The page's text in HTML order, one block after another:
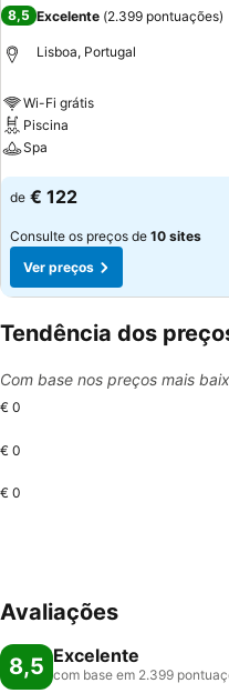
8,5 Excelente (2.399 pontuações)
Lisboa, Portugal
Wi-Fi grátis
Piscina
Spa
Ver preços
de € 122
Consulte os preços de 10 sites
Ver preços
Tendência dos
Com base nos preços mais
€ 0
€ 0
€ 0
Avaliações
8,5 Excelente
com base em 2.399